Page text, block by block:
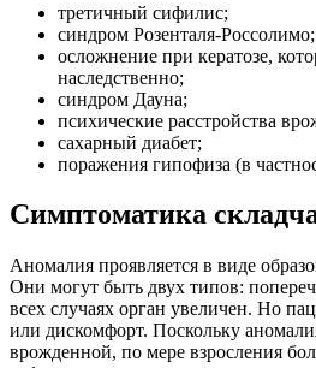
третичный сифилис;
синдром Розенталя-Россолимо;
осложнение при кератозе,
наследственно;
синдром Дауна;
психические расстройства
сахарный диабет;
поражения гипофиза (в
Симптоматика
Аномалия проявляется в виде
Они могут быть двух типов:
всех случаях орган увеличен. Но
или дискомфорт. Поскольку
врожденной, по мере взросления